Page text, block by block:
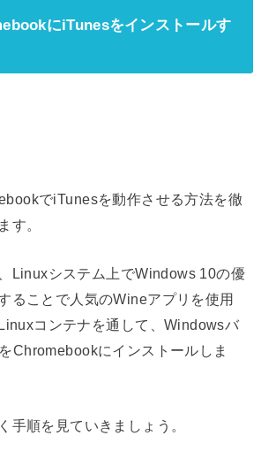
にiTunesをインストールす
でiTunesを動作させる方法を徹
す。
Linuxシステム上でWindows 10の優
ることで人気のWineアプリを使用
コンテナを通して、Windowsバ
Chromebookにインストールしま
手順を見ていきましょう。